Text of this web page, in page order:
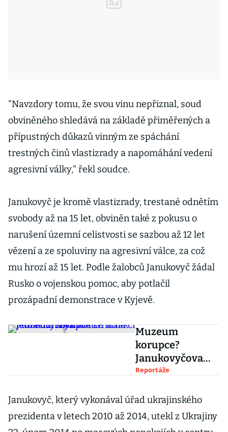
"Navzdory tomu, že svou vinu nepřiznal, soud
obviněného shledává na základě přiměřených a
přípustných důkazů vinným ze spáchání
trestných činů vlastizrady a napomáhání vedení
agresivní války," řekl soudce.
Janukovyč je kromě vlastizrady, trestané odnětím
svobody až na 15 let, obviněn také z pokusu o
narušení územní celistvosti se sazbou až 12 let
vězení a ze spoluviny na agresivní válce, za což
mu hrozí až 15 let. Podle žalobců Janukovyč žádal
Rusko o vojenskou pomoc, aby potlačil
prozápadní demonstrace v Kyjevě.
Muzeum
korupce?
Janukovyčova
vila se stala
nejdražších
atrakcí
Reportáže
Janukovyč, který vykonával úřad ukrajinského
prezidenta v letech 2010 až 2014, utekl z Ukrajiny